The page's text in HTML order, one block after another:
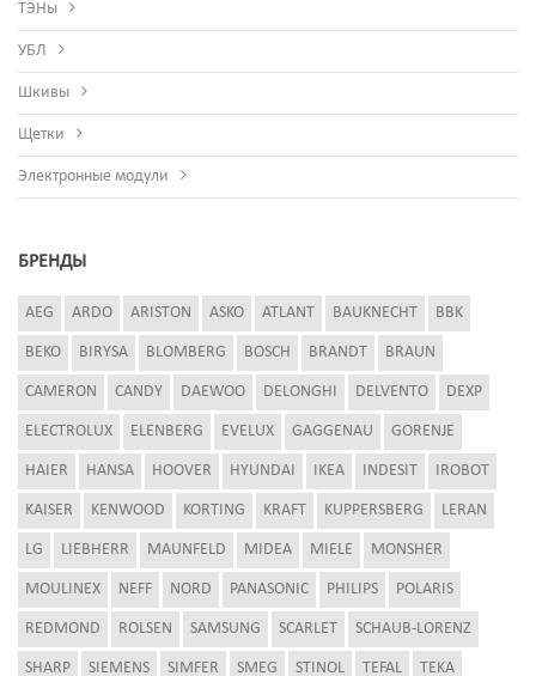
ТЭНы
УБЛ
Шкивы
Щетки
Электронные модули
БРЕНДЫ
AEG ARDO ARISTON ASKO ATLANT BAUKNECHT BBK
BEKO BIRYSA BLOMBERG BOSCH BRANDT BRAUN
CAMERON CANDY DAEWOO DELONGHI DELVENTO DEXP
ELECTROLUX ELENBERG EVELUX GAGGENAU GORENJE
HAIER HANSA HOOVER HYUNDAI IKEA INDESIT IROBOT
KAISER KENWOOD KORTING KRAFT KUPPERSBERG LERAN
LG LIEBHERR MAUNFELD MIDEA MIELE MONSHER
MOULINEX NEFF NORD PANASONIC PHILIPS POLARIS
REDMOND ROLSEN SAMSUNG SCARLET SCHAUB-LORENZ
SHARP SIEMENS SIMFER SMEG STINOL TEFAL TEKA